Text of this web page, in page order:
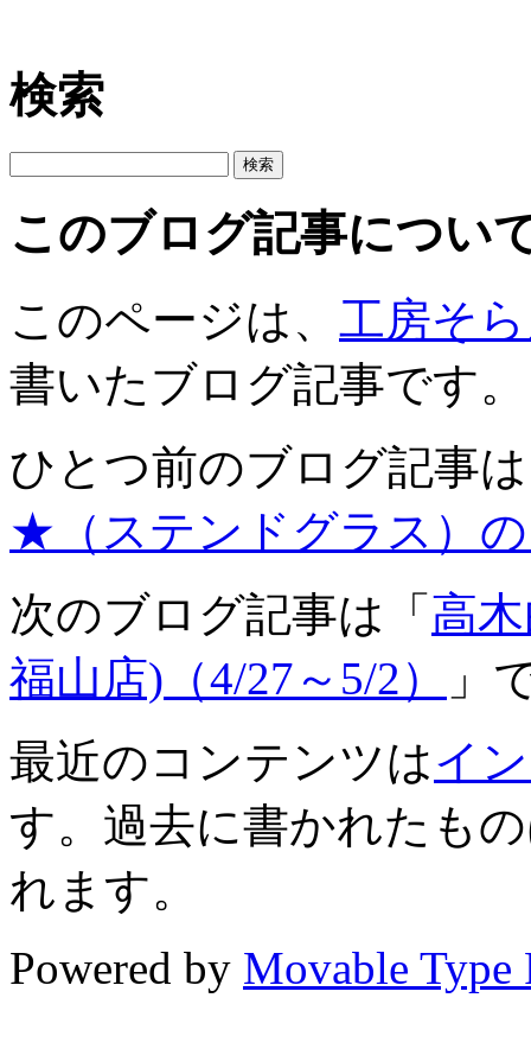
検索
このブログ記事につい
このページは、 工房そ
書いたブログ記事です。
ひとつ前のブログ記事
★（ステンドグラス）
次のブログ記事は「 高
福山店)（4/27～5/2）
」
最近のコンテンツはイ
す。過去に書かれたも
れます。
Powered by Movable Type